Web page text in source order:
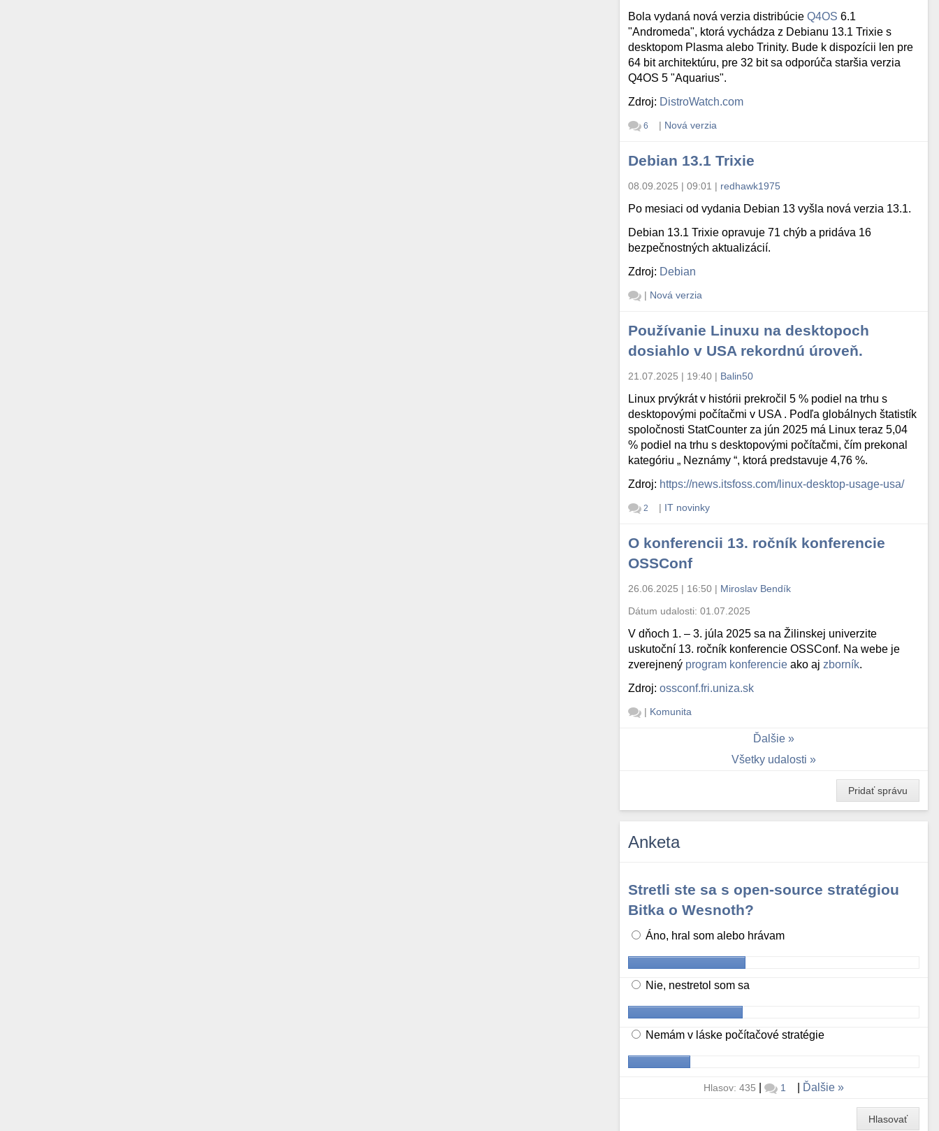
Bola vydaná nová verzia distribúcieQ4OS 6.1
"Andromeda", ktorá vychádza z Debianu 13.1 Trixie s
desktopom Plasma alebo Trinity. Bude k dispozícii len pre
64 bit architektúru, pre 32 bit sa odporúča staršia verzia
Q4OS 5 "Aquarius".
Zdroj: DistroWatch.com
6 | Nová verzia
Debian 13.1 Trixie
08.09.2025 | 09:01 | redhawk1975
Po mesiaci od vydania Debian 13 vyšla nová verzia 13.1.
Debian 13.1 Trixie opravuje 71 chýb a pridáva 16
bezpečnostných aktualizácií.
Zdroj: Debian
| Nová verzia
Používanie Linuxu na desktopoch
dosiahlo v USA rekordnú úroveň.
21.07.2025 | 19:40 | Balin50
Linux prvýkrát v histórii prekročil 5 % podiel na trhu s
desktopovými počítačmi v USA . Podľa globálnych štatistík
spoločnosti StatCounter za jún 2025 má Linux teraz 5,04
% podiel na trhu s desktopovými počítačmi, čím prekonal
kategóriu „ Neznámy “, ktorá predstavuje 4,76 %.
Zdroj: https://news.itsfoss.com/linux-desktop-usage-usa/
2 | IT novinky
O konferencii 13. ročník konferencie
OSSConf
26.06.2025 | 16:50 | Miroslav Bendík
Dátum udalosti:01.07.2025
V dňoch 1. – 3. júla 2025 sa na Žilinskej univerzite
uskutoční 13. ročník konferencie OSSConf. Na webe je
zverejnený program konferencie ako aj zborník.
Zdroj:ossconf.fri.uniza.sk
| Komunita
Ďalšie
Všetky udalosti
Pridať správu
Anketa
Stretli ste sa s open-source stratégiou
Bitka o Wesnoth?
Áno, hral som alebo hrávam
Nie, nestretol som sa
Nemám v láske počítačové stratégie
Hlasov: 435 | 1 Ďalšie
Hlasovať